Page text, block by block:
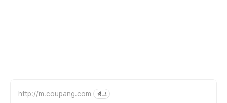
http://m.coupang.com 광고